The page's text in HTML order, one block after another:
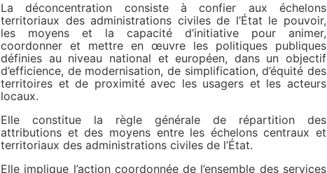
La déconcentration consiste à confier aux échelons
territoriaux des administrations civiles de l’État le pouvoir,
les moyens et la capacité d’initiative pour animer,
coordonner et mettre en œuvre les politiques publiques
définies au niveau national et européen, dans un objectif
d’efficience, de modernisation, de simplification, d’équité des
territoires et de proximité avec les usagers et les acteurs
locaux.
Elle constitue la règle générale de répartition des
attributions et des moyens entre les échelons centraux et
territoriaux des administrations civiles de l’État.
Elle implique l’action coordonnée de l’ensemble des services